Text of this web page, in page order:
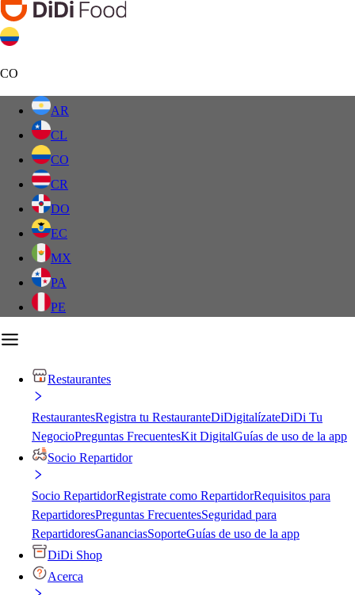
CO
AR
CL
CO
CR
DO
EC
MX
PA
PE
Restaurantes
RestaurantesRegistra tu RestauranteDiDigitalízateDiDi Tu
NegocioPreguntas FrecuentesKit DigitalGuías de uso de la app
Socio Repartidor
Socio RepartidorRegistrate como RepartidorRequisitos para
RepartidoresPreguntas FrecuentesSeguridad para
RepartidoresGananciasSoporteGuías de uso de la app
DiDi Shop
Acerca